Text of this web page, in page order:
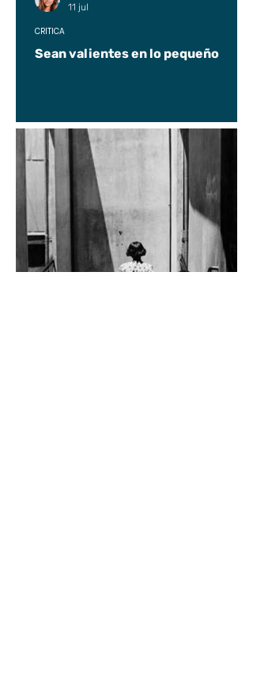
Sean valientes en lo pequeño
CRÍTICA
11 jul